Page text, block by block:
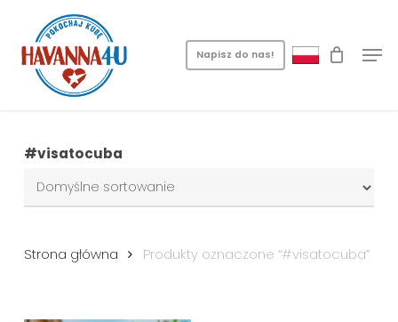
main
content
Napisz do nas!
#visatocuba
Strona główna Produkty oznaczone “#visatocuba”